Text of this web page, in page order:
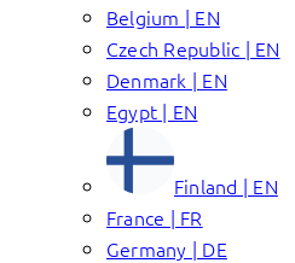
Belgium | EN
Czech Republic | EN
Denmark | EN
Egypt | EN
Finland | EN
France | FR
Germany | DE